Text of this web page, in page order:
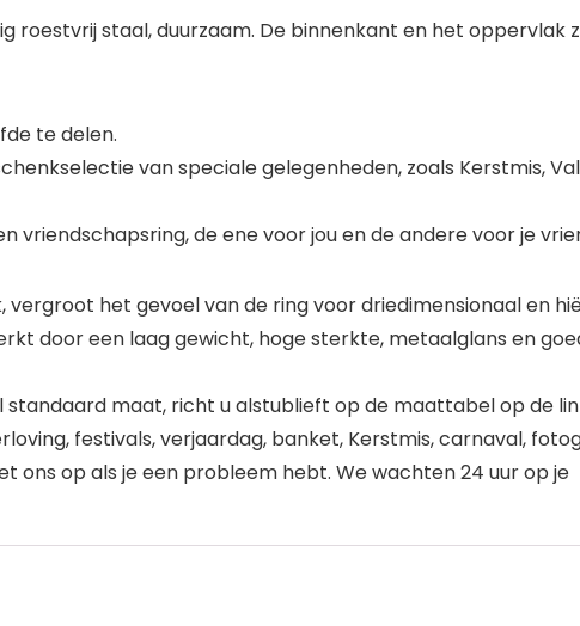
roestvrij staal, duurzaam. De binnenkant en het
te delen.
van speciale gelegenheden, zoals Kerstmis,
vriendschapsring, de ene voor jou en de andere voor je
vergroot het gevoel van de ring voor driedimensionaal en
door een laag gewicht, hoge sterkte, metaalglans en
standaard maat, richt u alstublieft op de maattabel op de
festivals, verjaardag, banket, Kerstmis, carnaval,
ons op als je een probleem hebt. We wachten 24 uur op je